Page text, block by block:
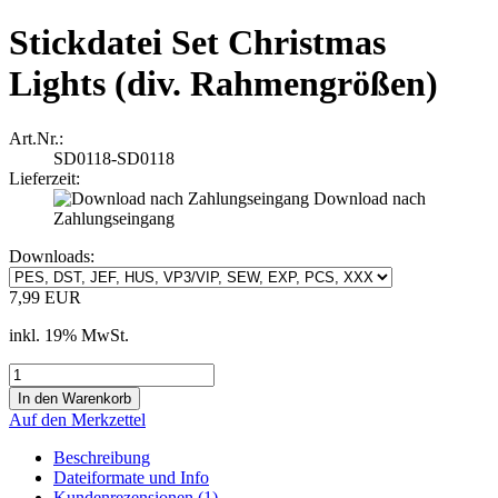
Stickdatei Set Christmas
Lights (div. Rahmengrößen)
Art.Nr.:
SD0118-SD0118
Lieferzeit:
Download nach
Zahlungseingang
Downloads:
7,99 EUR
inkl. 19% MwSt.
Auf den Merkzettel
Beschreibung
Dateiformate und Info